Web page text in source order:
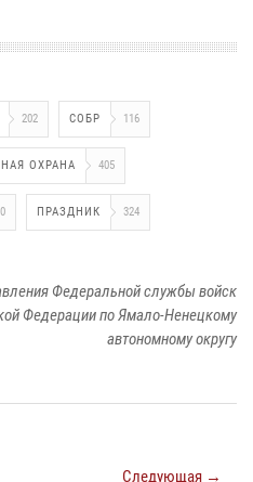
202 СОБР 116
ОХРАНА 405
ПРАЗДНИК 324
Федеральной службы войск
Федерации по Ямало-Ненецкому
автономному округу
Следующая →